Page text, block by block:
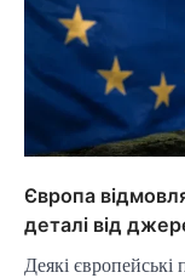
Європа
деталі від
Деякі